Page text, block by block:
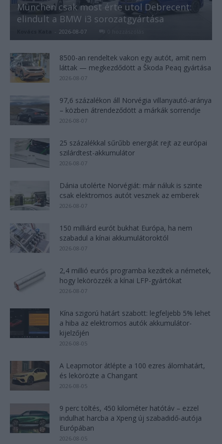
München csak most érte utol Debrecent:
elindult a BMW i3 sorozatgyártása
- 2026-08-07
8500-an rendeltek vakon egy autót, amit nem
láttak — megkezdődött a Škoda Peaq gyártása
2026-08-07
97,6 százalékon áll Norvégia villanyautó-aránya
– közben átrendeződött a márkák sorrendje
2026-08-07
25 százalékkal sűrűbb energiát rejt az európai
szilárdtest-akkumulátor
2026-08-07
Dánia utolérte Norvégiát: már náluk is szinte
csak elektromos autót vesznek az emberek
2026-08-07
150 milliárd eurót bukhat Európa, ha nem
szabadul a kínai akkumulátoroktól
2026-08-07
2,4 millió eurós programba kezdtek a németek,
hogy lekörözzék a kínai LFP-gyártókat
2026-08-07
Kína szigorú határt szabott: legfeljebb 5% lehet
a hiba az elektromos autók akkumulátor-
kijelzőjén
2026-08-05
A Leapmotor átlépte a 100 ezres álomhatárt,
és lekörözte a Changant
2026-08-05
9 perc töltés, 450 kilométer hatótáv – ezzel
indulhat harcba a Xpeng új szabadidő-autója
Európában
2026-08-05